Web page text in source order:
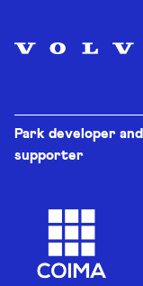
Park developer and
supporter